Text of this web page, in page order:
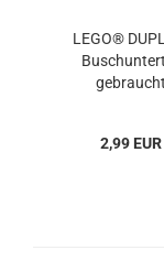
LEGO®
gebraucht
2,99 EUR